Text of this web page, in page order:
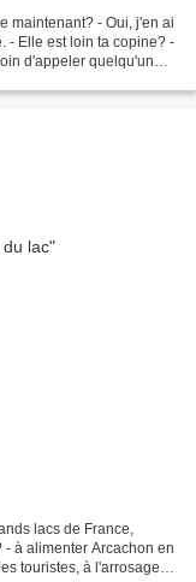
maintenant? - Oui, j'en ai
- Elle est loin ta copine? -
d'appeler quelqu'un
lacs de France,
à alimenter Arcachon en
touristes, à l'arrosage